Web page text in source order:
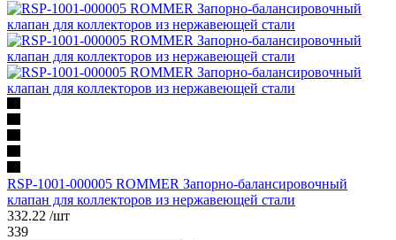
RSP-1001-000005 ROMMER Запорно-балансировочный
клапан для коллекторов из нержавеющей стали
332.22 /шт
339